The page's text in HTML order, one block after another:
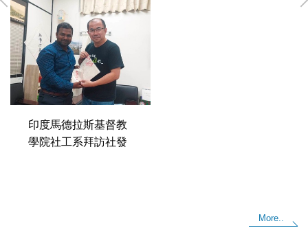
印度馬德拉斯基督教
學院社工系拜訪社發
More..